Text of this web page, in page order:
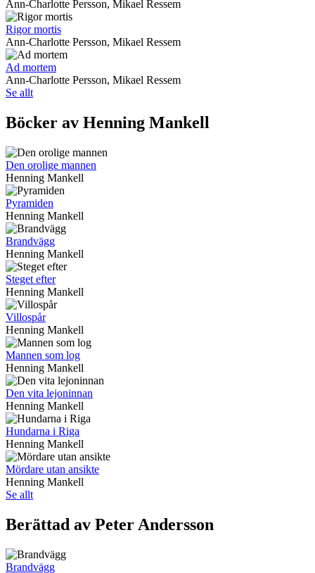
Ann-Charlotte Persson, Mikael Ressem
Rigor mortis
Ann-Charlotte Persson, Mikael Ressem
Ad mortem
Ann-Charlotte Persson, Mikael Ressem
Se allt
Böcker av Henning Mankell
Den orolige mannen
Henning Mankell
Pyramiden
Henning Mankell
Brandvägg
Henning Mankell
Steget efter
Henning Mankell
Villospår
Henning Mankell
Mannen som log
Henning Mankell
Den vita lejoninnan
Henning Mankell
Hundarna i Riga
Henning Mankell
Mördare utan ansikte
Henning Mankell
Se allt
Berättad av Peter Andersson
Brandvägg